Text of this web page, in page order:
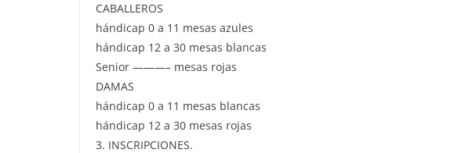
CABALLEROS
hándicap 0 a 11 mesas azules
hándicap 12 a 30 mesas blancas
Senior ———– mesas rojas
DAMAS
hándicap 0 a 11 mesas blancas
hándicap 12 a 30 mesas rojas
3. INSCRIPCIONES.